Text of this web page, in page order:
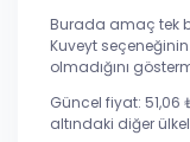
Burada amaç tek
Kuveyt
olmadığını
Güncel fiyat: 51,06
altındaki diğer